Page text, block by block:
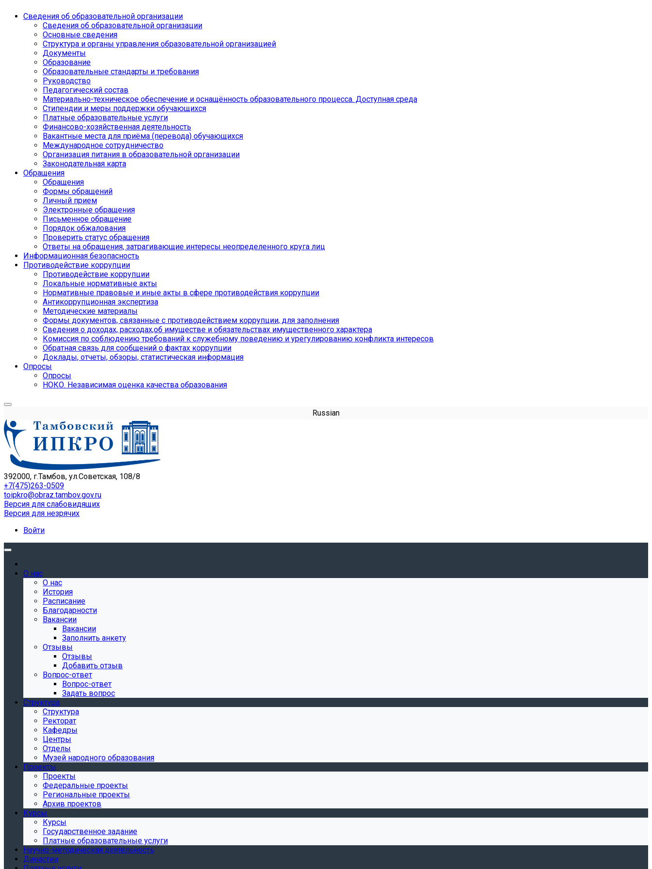
Сведения об образовательной организации
Сведения об образовательной организации
Основные сведения
Структура и органы управления образовательной организацией
Документы
Образование
Образовательные стандарты и требования
Руководство
Педагогический состав
Материально-техническое обеспечение и оснащённость образовательного процесса. Доступная среда
Стипендии и меры поддержки обучающихся
Платные образовательные услуги
Финансово-хозяйственная деятельность
Вакантные места для приёма (перевода) обучающихся
Международное сотрудничество
Организация питания в образовательной организации
Законодательная карта
Обращения
Обращения
Формы обращений
Личный прием
Электронные обращения
Письменное обращение
Порядок обжалования
Проверить статус обращения
Ответы на обращения, затрагивающие интересы неопределенного круга лиц
Информационная безопасность
Противодействие коррупции
Противодействие коррупции
Локальные нормативные акты
Нормативные правовые и иные акты в сфере противодействия коррупции
Антикоррупционная экспертиза
Методические материалы
Формы документов, связанные с противодействием коррупции, для заполнения
Сведения о доходах, расходах,об имуществе и обязательствах имущественного характера
Комиссия по соблюдению требований к служебному поведению и урегулированию конфликта интересов
Обратная связь для сообщений о фактах коррупции
Доклады, отчеты, обзоры, статистическая информация
Опросы
Опросы
НОКО. Независимая оценка качества образования
Russian
392000, г.Тамбов, ул.Советская, 108/8
+7(475)263-0509
toipkro@obraz.tambov.gov.ru
Версия для слабовидящих
Версия для незрячих
Войти
О нас
О нас
История
Расписание
Благодарности
Вакансии
Вакансии
Заполнить анкету
Отзывы
Отзывы
Добавить отзыв
Вопрос-ответ
Вопрос-ответ
Задать вопрос
Структура
Структура
Ректорат
Кафедры
Центры
Отделы
Музей народного образования
Проекты
Проекты
Федеральные проекты
Региональные проекты
Архив проектов
Курсы
Курсы
Государственное задание
Платные образовательные услуги
Научно-методическая деятельность
Династии